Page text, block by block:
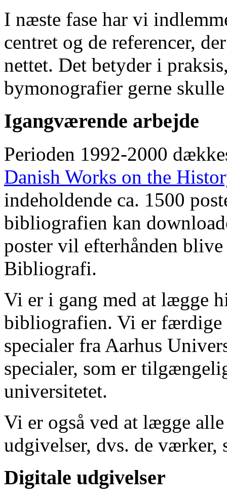
I næste fase har vi
centret og de referencer,
nettet. Det betyder i
bymonografier gerne
Igangværende arbejde
Perioden 1992-2000
Danish Works on the
indeholdende ca. 1500
bibliografien kan
poster vil efterhånden
Bibliografi.
Vi er i gang med at lægge
bibliografien. Vi er færdige
specialer fra Aarhus
specialer, som er
universitetet.
Vi er også ved at lægge
udgivelser, dvs. de værker,
Digitale udgivelser